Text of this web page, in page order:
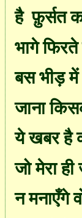
है फ़ुर्सत
भागे
बस भीड़ में
जाना
ये खबर है
जो मेरा
न मनाएँगे